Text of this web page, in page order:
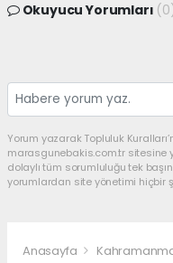
Okuyucu Yorumları
Yorum yazarak Topluluk
marasgunebakis.com.tr sitesine
dolaylı tüm sorumluluğu tek
yorumlardan site yönetimi hiçbir
Anasayfa